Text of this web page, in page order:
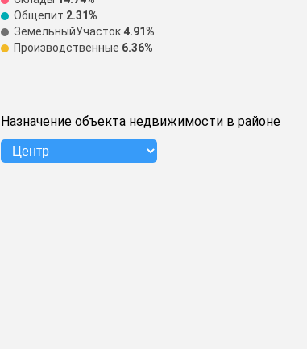
Общепит 2.31%
ЗемельныйУчасток 4.91%
Производственные 6.36%
Назначение объекта недвижимости в районе